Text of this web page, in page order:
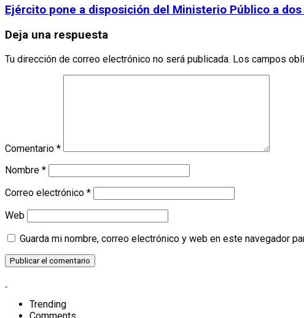
Ejército pone a disposición del Ministerio Público a
Deja una respuesta
Tu dirección de correo electrónico no será publicada. Los campos
Comentario *
Nombre *
Correo electrónico *
Web
Guarda mi nombre, correo electrónico y web en este navegador
Trending
Comments